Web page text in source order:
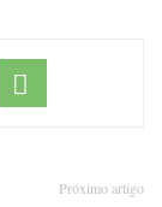
Próximo artigo